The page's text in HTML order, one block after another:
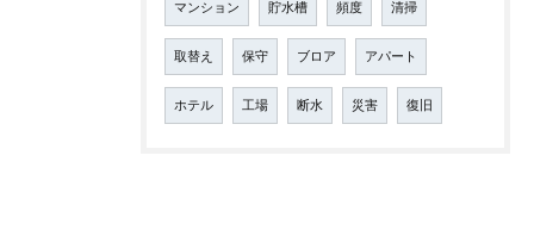
マンション 貯水槽 頻度 清掃
取替え 保守 ブロア アパート
ホテル 工場 断水 災害 復旧